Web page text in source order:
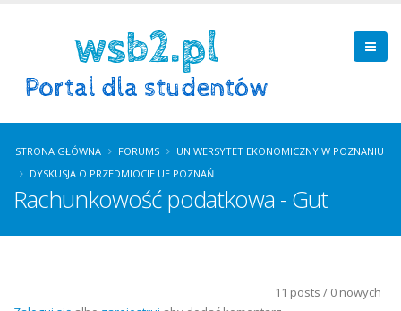
STRONA GŁÓWNA FORUMS
UNIWERSYTET EKONOMICZNY W POZNANIU
DYSKUSJA O PRZEDMIOCIE UE POZNAŃ
Rachunkowość podatkowa - Gut
11 posts / 0 nowych